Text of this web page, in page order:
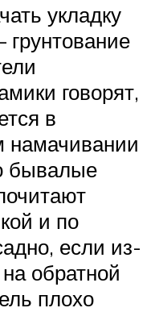
укладку
грунтование
говорят,
в
намачивании
бывалые
и по
если из-
обратной
плохо